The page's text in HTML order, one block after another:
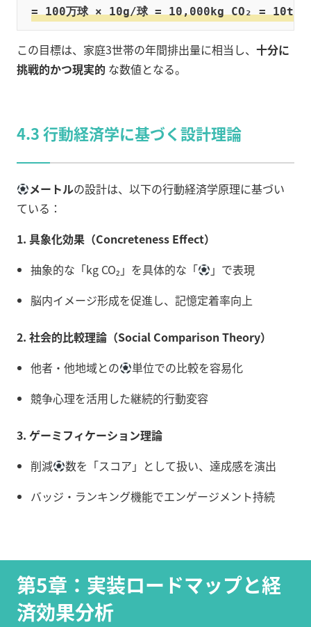
= 100万球 × 10g/球 = 10,000kg CO₂ = 10t
この目標は、家庭3世帯の年間排出量に相当し、 十分に
挑戦的かつ現実的 な数値となる。
4.3 行動経済学に基づく設計理論
メートルの設計は、以下の行動経済学原理に基づい
ている：
1. 具象化効果（Concreteness Effect）
抽象的な「kg CO₂」を具体的な「
」で表現
脳内イメージ形成を促進し、記憶定着率向上
2. 社会的比較理論（Social Comparison Theory）
他者・他地域との
単位での比較を容易化
競争心理を活用した継続的行動変容
3. ゲーミフィケーション理論
削減
数を「スコア」として扱い、達成感を演出
バッジ・ランキング機能でエンゲージメント持続
第5章：実装ロードマップと経
済効果分析